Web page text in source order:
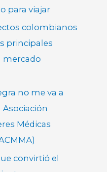
para viajar
colombianos
principales
mercado
no me va a
Asociación
Médicas
convirtió el